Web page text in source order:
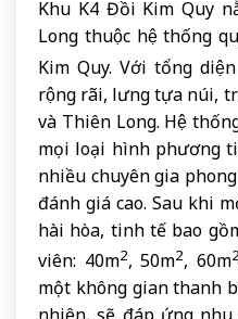
Khu K4 Đồi Kim Quy
Long thuộc hệ thống
Kim Quy. Với tổng
rộng rãi, lưng tựa núi,
và Thiên Long. Hệ
mọi loại hình phương
nhiều chuyên gia
đánh giá cao. Sau khi
hài hòa, tinh tế bao
viên: 40m2, 50m2, 60m2
một không gian thanh